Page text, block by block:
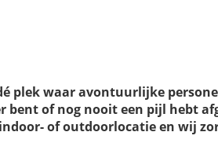
plek waar avontuurlijke
bent of nog nooit een pijl hebt
of outdoorlocatie en wij